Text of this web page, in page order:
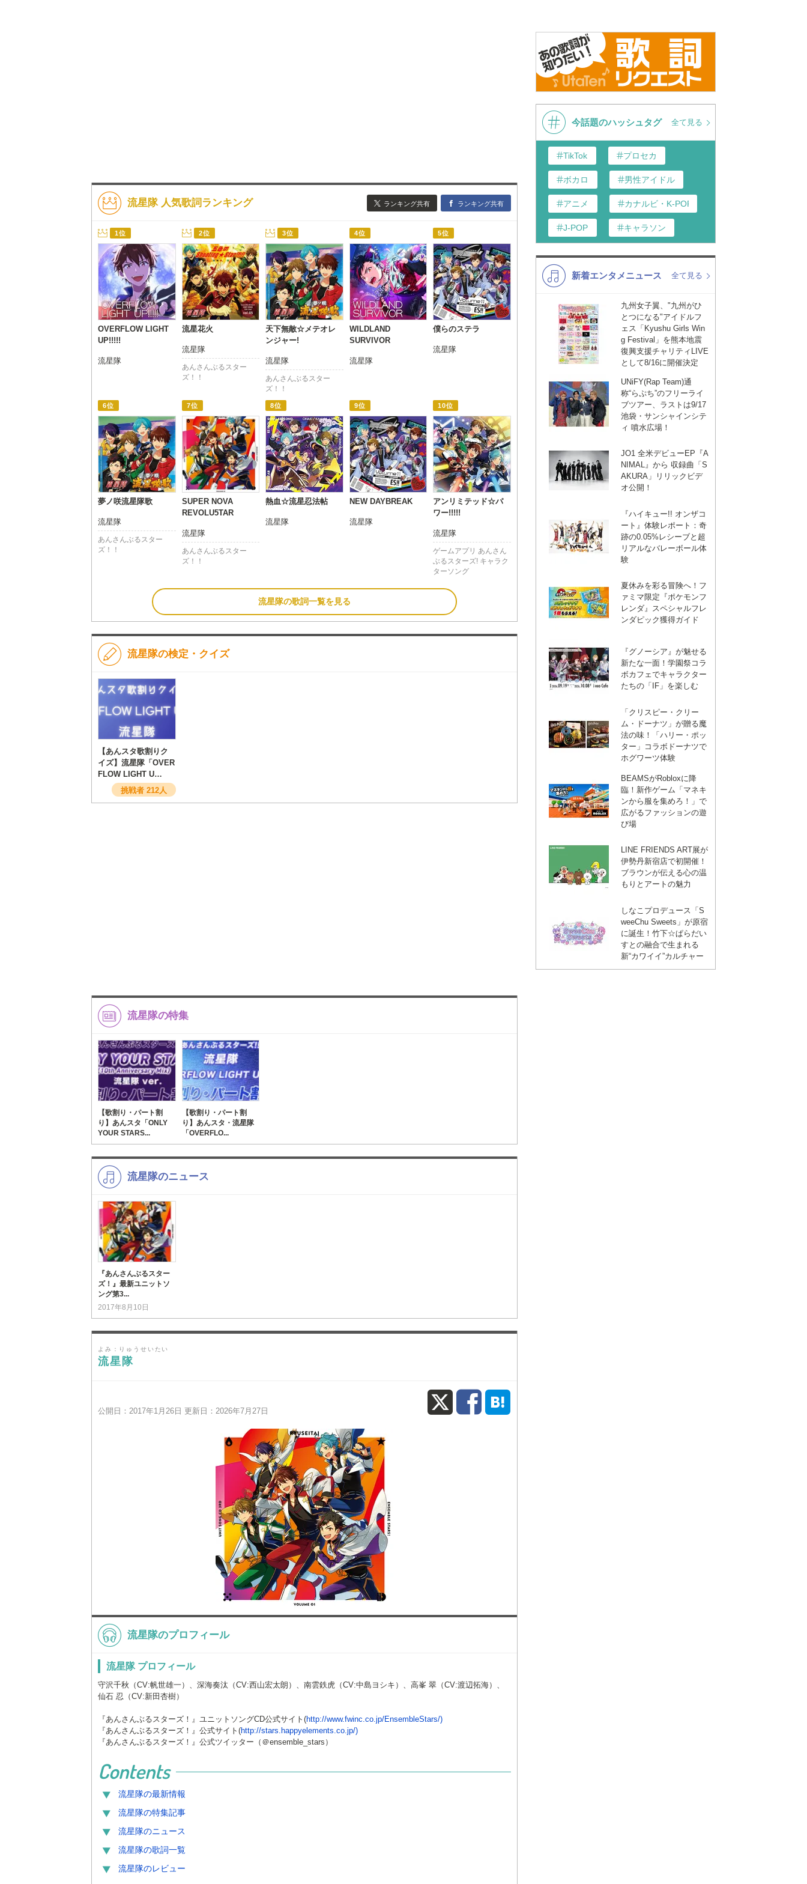
流星隊 人気歌詞ランキング ランキング共有 ランキング共有
1位
OVERFLOW LIGHT
UP!!!!!
流星隊
2位
流星花火
流星隊
あんさんぶるスター
ズ！！
3位
天下無敵☆メテオレ
ンジャー!
流星隊
あんさんぶるスター
ズ！！
4位
WILDLAND
SURVIVOR
流星隊
5位
僕らのステラ
流星隊
6位
夢ノ咲流星隊歌
流星隊
あんさんぶるスター
ズ！！
7位
SUPER NOVA
REVOLU5TAR
流星隊
あんさんぶるスター
ズ！！
8位
熱血☆流星忍法帖
流星隊
9位
NEW DAYBREAK
流星隊
10位
アンリミテッド☆パ
ワー!!!!!
流星隊
ゲームアプリ あんさん
ぶるスターズ! キャラク
ターソング
流星隊の歌詞一覧を見る
流星隊の検定・クイズ
【あんスタ歌割りク
イズ】流星隊「OVER
FLOW LIGHT U
P!!!!!」
挑戦者 212人
流星隊の特集
【歌割り・パート割
り】あんスタ「ONLY
YOUR STARS...
【歌割り・パート割
り】あんスタ・流星隊
「OVERFLO...
流星隊のニュース
『あんさんぶるスター
ズ！』最新ユニットソ
ング第3...
2017年8月10日
よみ：りゅうせいたい
流星隊
公開日：2017年1月26日 更新日：2026年7月27日 X Facebook
流星隊のプロフィール
流星隊 プロフィール
守沢千秋（CV:帆世雄一）、深海奏汰（CV:西山宏太朗）、南雲鉄虎（CV:中島ヨシキ）、高峯 翠（CV:渡辺拓海）、
仙石 忍（CV:新田杏樹）
『あんさんぶるスターズ！』ユニットソングCD公式サイト(http://www.fwinc.co.jp/EnsembleStars/)
『あんさんぶるスターズ！』公式サイト(http://stars.happyelements.co.jp/)
『あんさんぶるスターズ！』公式ツイッター（＠ensemble_stars）
Contents
流星隊の最新情報
流星隊の特集記事
流星隊のニュース
流星隊の歌詞一覧
流星隊のレビュー
今話題のハッシュタグ 全て見る
TikTok プロセカ
ボカロ 男性アイドル
アニメ カナルビ・K-POP和訳
J-POP キャラソン
K-POP 演歌・歌謡
洋楽
VTuber ディズニー
新着エンタメニュース 全て見る
九州女子翼、"九州がひ
とつになる"アイドルフ
ェス「Kyushu Girls Win
g Festival」を熊本地震
復興支援チャリティLIVE
として8/16に開催決定
UNiFY(Rap Team)通
称“らぷち”のフリーライ
ブツアー、ラストは9/17
池袋・サンシャインシテ
ィ 噴水広場！
JO1 全米デビューEP『A
NIMAL』から 収録曲「S
AKURA」リリックビデ
オ公開！
『ハイキュー!! オンザコ
ート』体験レポート：奇
跡の0.05%レシーブと超
リアルなバレーボール体
験
夏休みを彩る冒険へ！フ
ァミマ限定『ポケモンフ
レンダ』スペシャルフレ
ンダピック獲得ガイド
『グノーシア』が魅せる
新たな一面！学園祭コラ
ボカフェでキャラクター
たちの「IF」を楽しむ
「クリスピー・クリー
ム・ドーナツ」が贈る魔
法の味！「ハリー・ポッ
ター」コラボドーナツで
ホグワーツ体験
BEAMSがRobloxに降
臨！新作ゲーム「マネキ
ンから服を集めろ！」で
広がるファッションの遊
び場
LINE FRIENDS ART展が
伊勢丹新宿店で初開催！
ブラウンが伝える心の温
もりとアートの魅力
しなこプロデュース「S
weeChu Sweets」が原宿
に誕生！竹下☆ぱらだい
すとの融合で生まれる
新“カワイイ”カルチャー